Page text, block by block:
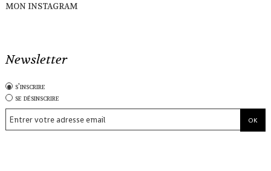
MON INSTAGRAM
Newsletter
s'inscrire
se désinscrire